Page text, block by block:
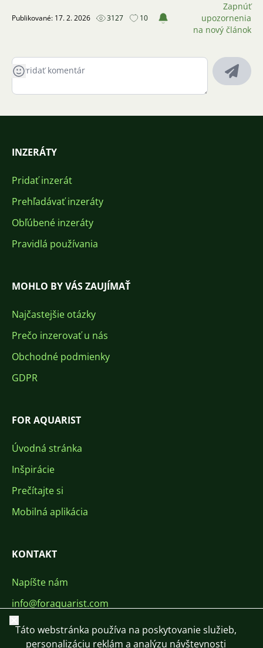
Publikované: 17. 2. 2026 3127 10
Zapnúť
upozornenia
na nový článok
INZERÁTY
Pridať inzerát
Prehľadávať inzeráty
Obľúbené inzeráty
Pravidlá používania
MOHLO BY VÁS ZAUJÍMAŤ
Najčastejšie otázky
Prečo inzerovať u nás
Obchodné podmienky
GDPR
FOR AQUARIST
Úvodná stránka
Inšpirácie
Prečítajte si
Mobilná aplikácia
KONTAKT
Napíšte nám
info@foraquarist.com
+420 603 449 602
Zavrieť
Táto webstránka používa na poskytovanie služieb,
personalizáciu reklám a analýzu návštevnosti